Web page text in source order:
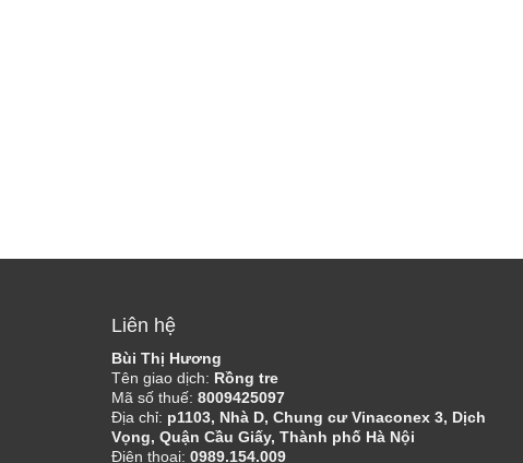
Liên hệ
Bùi Thị Hương
Tên giao dịch: Rồng tre
Mã số thuế: 8009425097
Địa chỉ: p1103, Nhà D, Chung cư Vinaconex 3, Dịch
Vọng, Quận Cầu Giấy, Thành phố Hà Nội
Điện thoại: 0989.154.009